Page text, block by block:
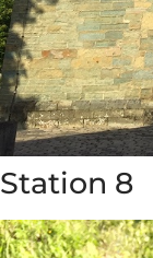
Station 8